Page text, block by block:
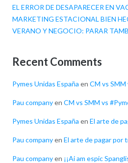
EL ERROR DE DESAPARECER EN
MARKETING ESTACIONAL BIEN
VERANO Y NEGOCIO: PARAR
Recent Comments
Pymes Unidas España en CM vs
Pau companyen CM vs SMM vs
Pymes Unidas España en El arte de
Pau companyen El arte de pagar por
Pau companyen ¡¡Ai am espic